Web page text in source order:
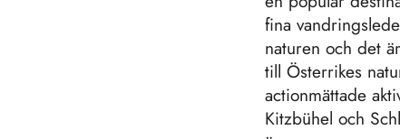
fina
naturen och det
till Österrikes
actionmättade
Kitzbühel och